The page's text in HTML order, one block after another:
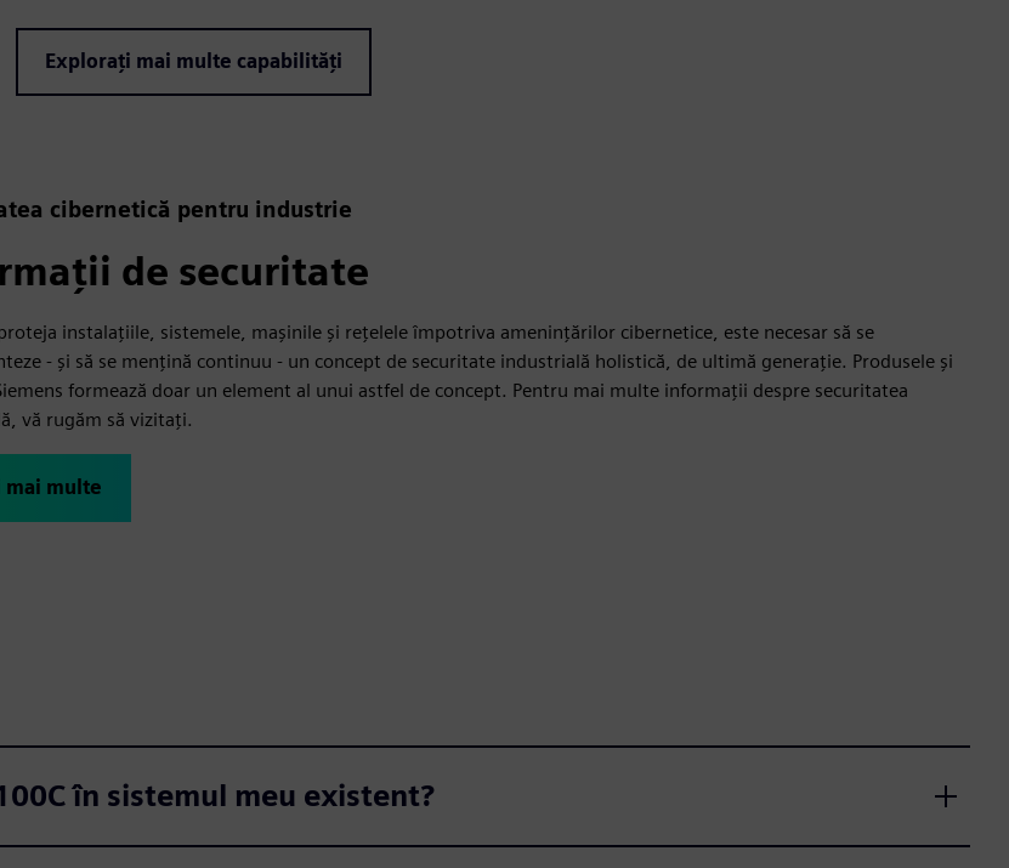
Explorați mai multe capabilități
cibernetică pentru industrie
de securitate
instalațiile, sistemele, mașinile și rețelele împotriva amenințărilor cibernetice, este necesar să se
- și să se mențină continuu - un concept de securitate industrială holistică, de ultimă generație. Produsele și
formează doar un element al unui astfel de concept. Pentru mai multe informații despre securitatea
vă rugăm să vizitați.
mai multe
în sistemul meu existent?